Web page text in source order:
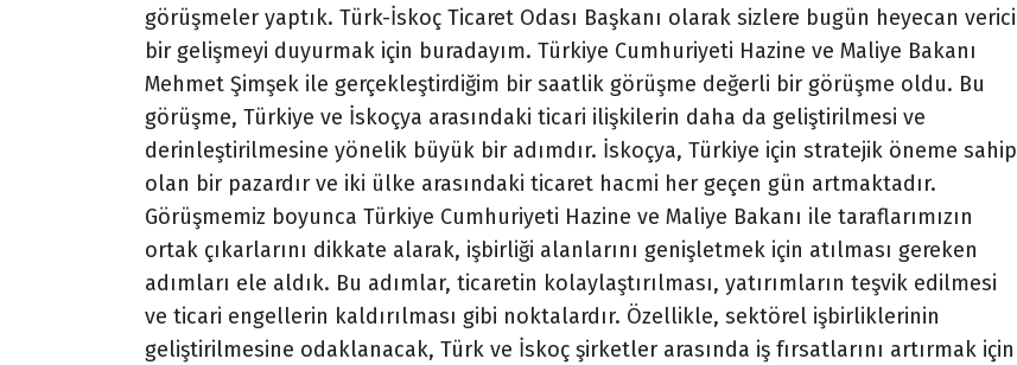
görüşmeler yaptık. Türk-İskoç Ticaret Odası Başkanı olarak sizlere bugün heyecan verici
bir gelişmeyi duyurmak için buradayım. Türkiye Cumhuriyeti Hazine ve Maliye Bakanı
Mehmet Şimşek ile gerçekleştirdiğim bir saatlik görüşme değerli bir görüşme oldu. Bu
görüşme,Türkiye ve İskoçya arasındaki ticari ilişkilerin daha da geliştirilmesi ve
derinleştirilmesine yönelik büyük bir adımdır. İskoçya, Türkiye için stratejik öneme sahip
olan bir pazardır ve iki ülke arasındaki ticaret hacmi her geçen gün artmaktadır.
Görüşmemiz boyunca Türkiye Cumhuriyeti Hazine ve Maliye Bakanı ile taraflarımızın
ortak çıkarlarını dikkate alarak, işbirliği alanlarını genişletmek için atılması gereken
adımları ele aldık. Bu adımlar, ticaretin kolaylaştırılması, yatırımların teşvik edilmesi
ve ticari engellerin kaldırılması gibi noktalardır. Özellikle, sektörel işbirliklerinin
geliştirilmesine odaklanacak, Türk ve İskoç şirketler arasında iş fırsatlarını artırmak için